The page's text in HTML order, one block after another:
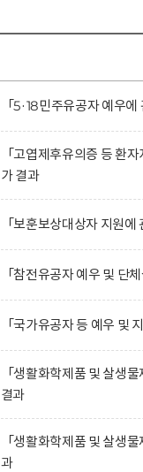
「5·18민주유공자 예우
「고엽제후유의증 등 환
가 결과
「보훈보상대상자 지원
「참전유공자 예우 및 단
「국가유공자 등 예우 및
「생활화학제품 및 살생
결과
「생활화학제품 및 살생
과